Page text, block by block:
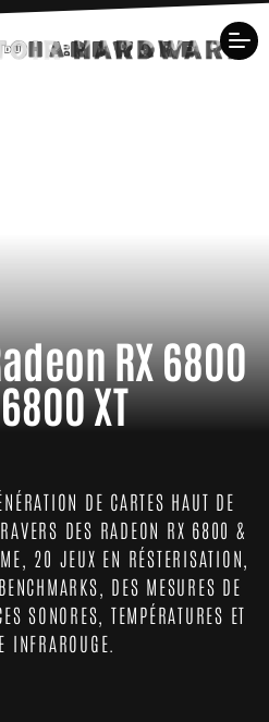
RX 6800
XT
DE CARTES HAUT DE
DES RADEON RX 6800 &
20 JEUX EN RÉSTERISATION,
DES MESURES DE
SONORES, TEMPÉRATURES ET
INFRAROUGE.